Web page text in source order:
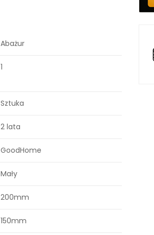
Abażur
1
Sztuka
2 lata
GoodHome
Mały
200mm
150mm